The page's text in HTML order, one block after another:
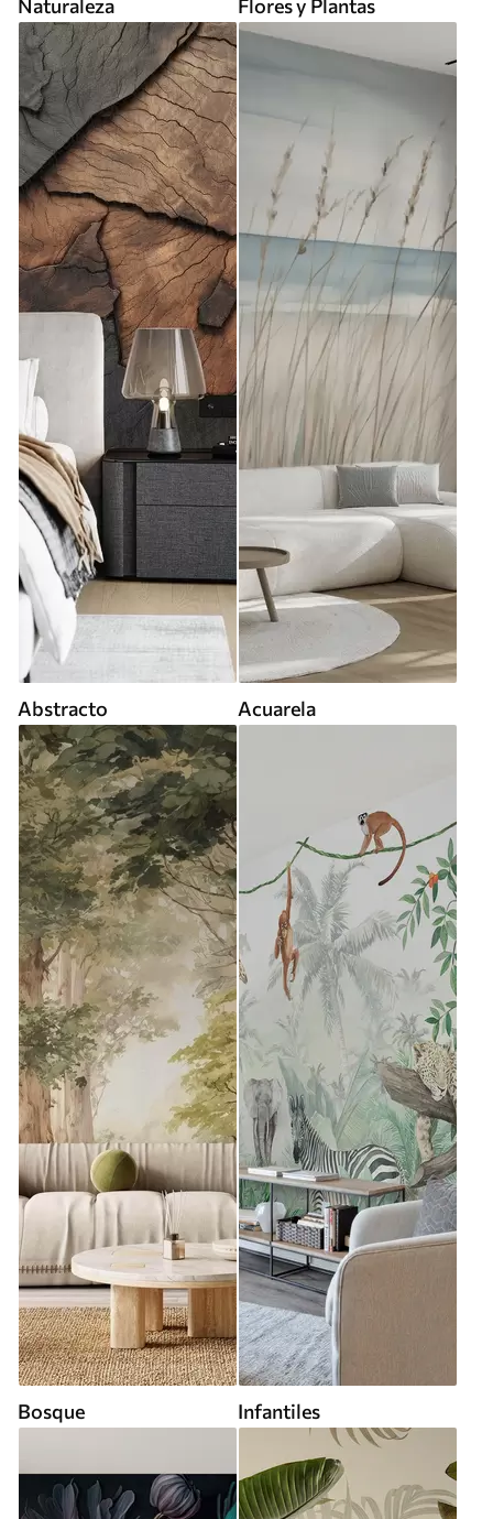
Naturaleza Flores y Plantas
Abstracto Acuarela
Bosque Infantiles